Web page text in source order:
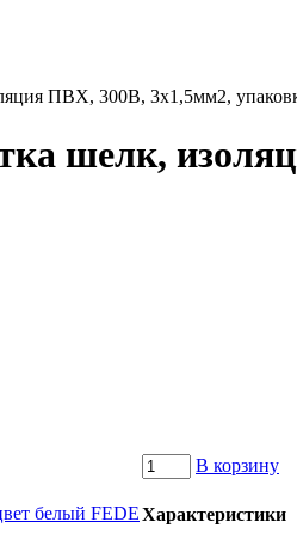
ПВХ, 300В, 3x1,5мм2,
шелк,
В корзину
Характеристики